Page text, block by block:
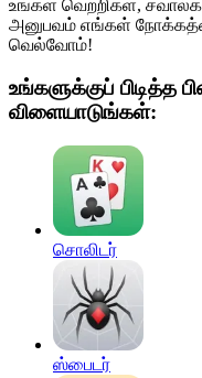
உங்கள் வெற்றிகள்,
அனுபவம் எங்கள்
வெல்வோம்!
உங்களுக்குப் பிடித்த
விளையாடுங்கள்:
சொலிடர்
ஸ்பைடர்